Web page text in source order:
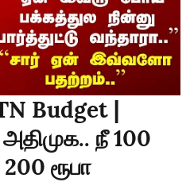
Budget |
நீ 100
ரூபா